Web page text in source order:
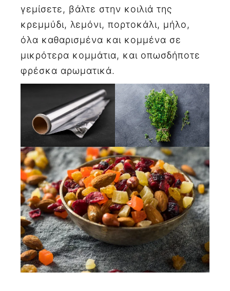
γεμίσετε, βάλτε στην κοιλιά της
κρεμμύδι, λεμόνι, πορτοκάλι, μήλο,
όλα καθαρισμένα και κομμένα σε
μικρότερα κομμάτια, και οπωσδήποτε
φρέσκα αρωματικά.